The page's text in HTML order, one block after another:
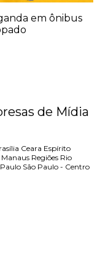
em ônibus
de Mídia
Ceara Espírito
Manaus Regiões Rio
São Paulo - Centro